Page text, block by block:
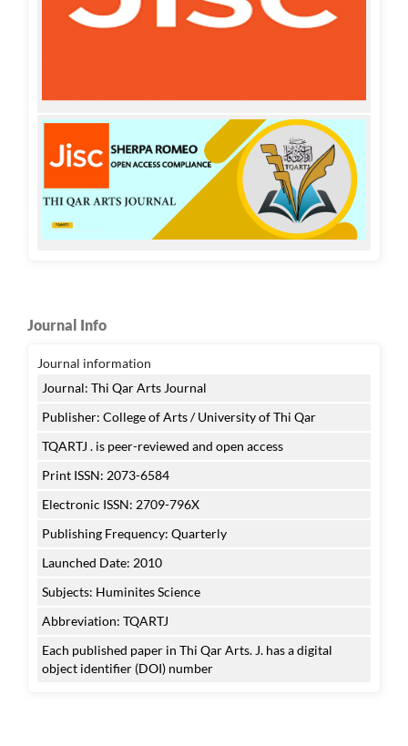
Journal Info
Journal information
Journal: Thi Qar Arts Journal
Publisher: College of Arts / University of Thi Qar
TQARTJ . is peer-reviewed and open access
Print ISSN: 2073-6584
Electronic ISSN: 2709-796X
Publishing Frequency: Quarterly
Launched Date: 2010
Subjects: Huminites Science
Abbreviation: TQARTJ
Each published paper in Thi Qar Arts. J. has a digital
object identifier (DOI) number